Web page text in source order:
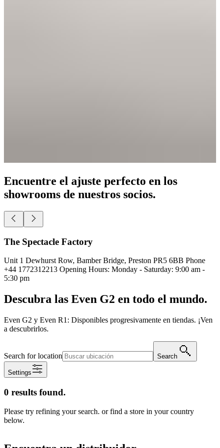
Encuentre el ajuste perfecto en los
showrooms de nuestros socios.
The Spectacle Factory
Unit 1 Dewhurst Row, Bamber Bridge, Preston PR5 6BB Phone
+44 1772312213 Opening Hours: Monday - Saturday: 9:00 am -
5:30 pm
Descubra las Even G2 en todo el mundo.
Even G2 y Even R1: Disponibles progresivamente en tiendas. ¡Ven
a descubrirlos.
Search for location Search
Settings
0 results found.
Please try refining your search. or find a store in your country
below.